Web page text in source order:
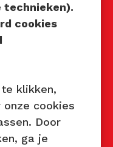
technieken).
cookies
te klikken,
cookies
Door
ga je